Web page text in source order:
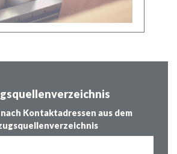
Kontaktadressen aus dem